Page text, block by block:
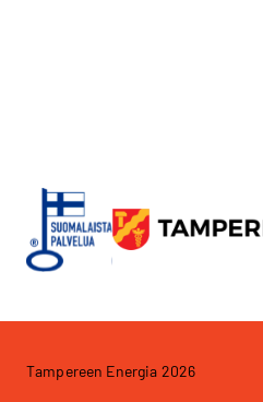
Tampereen Energia 2026